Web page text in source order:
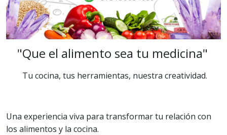
"Que el alimento sea tu medicina"
Tu cocina, tus herramientas, nuestra creatividad.
Una experiencia viva para transformar tu relación con
los alimentos y la cocina.